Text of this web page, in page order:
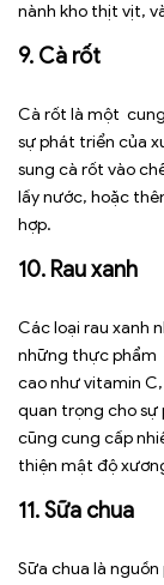
nành kho thịt vịt,
9. Cà rốt
Cà rốt là một
sự phát triển của
sung cà rốt vào
lấy nước, hoặc
hợp.
10. Rau xanh
Các loại rau xanh
những thực phẩm
cao như vitamin
quan trọng cho sự
cũng cung cấp
thiện mật độ
11. Sữa chua
Sữa chua là